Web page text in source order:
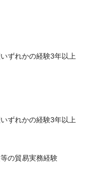
ずれかの経験3年以上
ずれかの経験3年以上
の貿易実務経験